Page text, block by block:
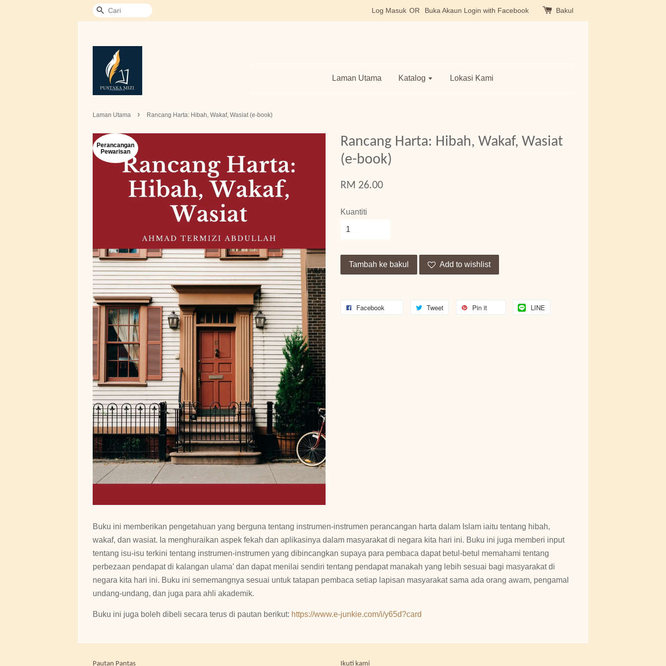
Cari Log Masuk OR Buka Akaun Login with Facebook Bakul
Laman Utama Katalog Lokasi Kami
Laman Utama › Rancang Harta: Hibah, Wakaf, Wasiat (e-book)
Perancangan
Pewarisan
Rancang Harta: Hibah, Wakaf, Wasiat
(e-book)
RM 26.00
Kuantiti
Tambah ke bakul Add to wishlist
Facebook Tweet Pin it LINE
Buku ini memberikan pengetahuan yang berguna tentang instrumen-instrumen perancangan harta dalam Islam iaitu tentang hibah,
wakaf, dan wasiat. Ia menghuraikan aspek fekah dan aplikasinya dalam masyarakat di negara kita hari ini. Buku ini juga memberi input
tentang isu-isu terkini tentang instrumen-instrumen yang dibincangkan supaya para pembaca dapat betul-betul memahami tentang
perbezaan pendapat di kalangan ulama’ dan dapat menilai sendiri tentang pendapat manakah yang lebih sesuai bagi masyarakat di
negara kita hari ini. Buku ini sememangnya sesuai untuk tatapan pembaca setiap lapisan masyarakat sama ada orang awam, pengamal
undang-undang, dan juga para ahli akademik.
Buku ini juga boleh dibeli secara terus di pautan berikut: https://www.e-junkie.com/i/y65d?card
Pautan Pantas Ikuti kami